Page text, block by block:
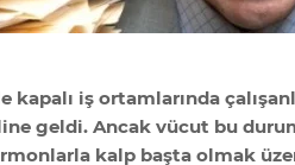
kapalı iş ortamlarında
geldi. Ancak vücut bu
kalp başta olmak